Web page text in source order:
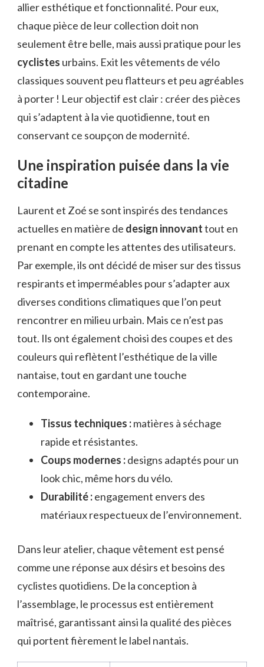
allier esthétique et fonctionnalité. Pour eux,
chaque pièce de leur collection doit non
seulement être belle, mais aussi pratique pour les
cyclistes urbains. Exit les vêtements de vélo
classiques souvent peu flatteurs et peu agréables
à porter ! Leur objectif est clair : créer des pièces
qui s’adaptent à la vie quotidienne, tout en
conservant ce soupçon de modernité.
Une inspiration puisée dans la vie
citadine
Laurent et Zoé se sont inspirés des tendances
actuelles en matière de design innovanttout en
prenant en compte les attentes des utilisateurs.
Par exemple, ils ont décidé de miser sur des tissus
respirants et imperméables pour s’adapter aux
diverses conditions climatiques que l’on peut
rencontrer en milieu urbain. Mais ce n’est pas
tout. Ils ont également choisi des coupes et des
couleurs qui reflètent l’esthétique de la ville
nantaise, tout en gardant une touche
contemporaine.
Tissus techniques :matières à séchage
rapide et résistantes.
Coups modernes :designs adaptés pour un
look chic, même hors du vélo.
Durabilité :engagement envers des
matériaux respectueux de l’environnement.
Dans leur atelier, chaque vêtement est pensé
comme une réponse aux désirs et besoins des
cyclistes quotidiens. De la conception à
l’assemblage, le processus est entièrement
maîtrisé, garantissant ainsi la qualité des pièces
qui portent fièrement le label nantais.